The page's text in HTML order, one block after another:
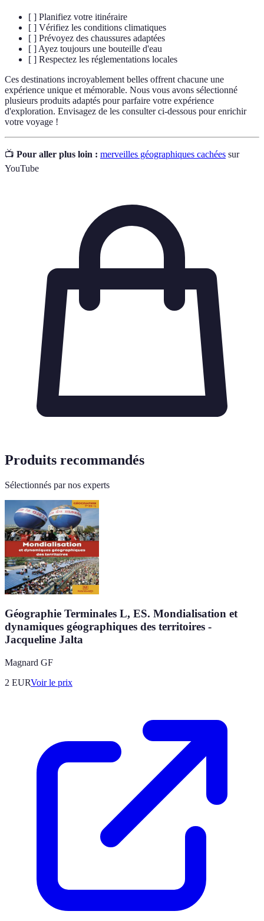
[ ] Planifiez votre itinéraire
[ ] Vérifiez les conditions climatiques
[ ] Prévoyez des chaussures adaptées
[ ] Ayez toujours une bouteille d'eau
[ ] Respectez les réglementations locales
Ces destinations incroyablement belles offrent chacune une
expérience unique et mémorable. Nous vous avons sélectionné
plusieurs produits adaptés pour parfaire votre expérience
d'exploration. Envisagez de les consulter ci-dessous pour enrichir
votre voyage !
📺 Pour aller plus loin : merveilles géographiques cachées sur
YouTube
Produits recommandés
Sélectionnés par nos experts
Géographie Terminales L, ES. Mondialisation et
dynamiques géographiques des territoires -
Jacqueline Jalta
Magnard GF
2 EURVoir le prix